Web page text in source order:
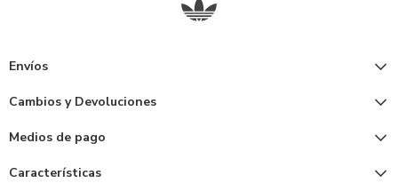
Envíos
Cambios y Devoluciones
Medios de pago
Características